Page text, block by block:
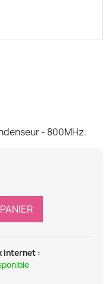
- 800MHz.
Internet :